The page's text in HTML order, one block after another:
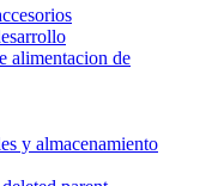
alimentacion de
y almacenamiento